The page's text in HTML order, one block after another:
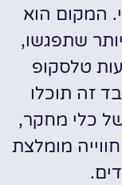
המקום הוא
שתפגשו,
טלסקופ
זה תוכלו
כלי מחקר,
מומלצת